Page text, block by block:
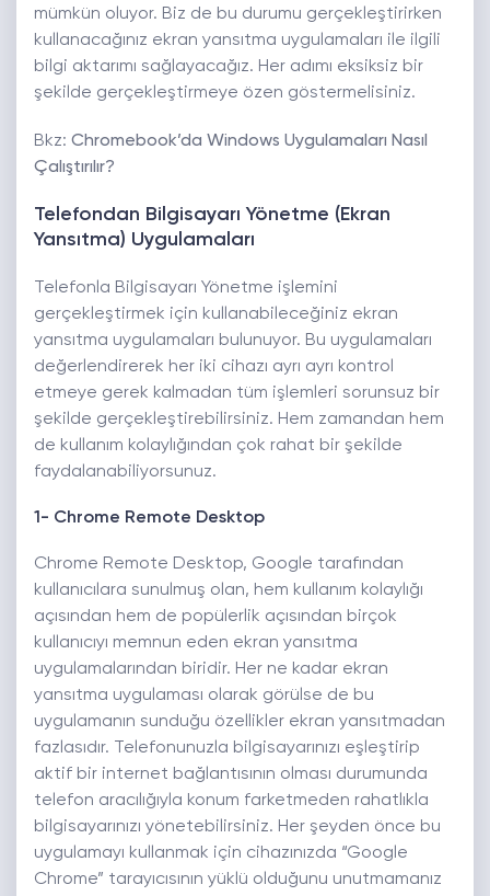
mümkün oluyor. Biz de bu durumu gerçekleştirirken
kullanacağınız ekran yansıtma uygulamaları ile ilgili
bilgi aktarımı sağlayacağız. Her adımı eksiksiz bir
şekilde gerçekleştirmeye özen göstermelisiniz.
Bkz: Chromebook’da Windows Uygulamaları Nasıl
Çalıştırılır?
Telefondan Bilgisayarı Yönetme (Ekran
Yansıtma) Uygulamaları
Telefonla Bilgisayarı Yönetme işlemini
gerçekleştirmek için kullanabileceğiniz ekran
yansıtma uygulamaları bulunuyor. Bu uygulamaları
değerlendirerek her iki cihazı ayrı ayrı kontrol
etmeye gerek kalmadan tüm işlemleri sorunsuz bir
şekilde gerçekleştirebilirsiniz. Hem zamandan hem
de kullanım kolaylığından çok rahat bir şekilde
faydalanabiliyorsunuz.
1- Chrome Remote Desktop
Chrome Remote Desktop, Google tarafından
kullanıcılara sunulmuş olan, hem kullanım kolaylığı
açısından hem de popülerlik açısından birçok
kullanıcıyı memnun eden ekran yansıtma
uygulamalarından biridir. Her ne kadar ekran
yansıtma uygulaması olarak görülse de bu
uygulamanın sunduğu özellikler ekran yansıtmadan
fazlasıdır. Telefonunuzla bilgisayarınızı eşleştirip
aktif bir internet bağlantısının olması durumunda
telefon aracılığıyla konum farketmeden rahatlıkla
bilgisayarınızı yönetebilirsiniz. Her şeyden önce bu
uygulamayı kullanmak için cihazınızda “Google
Chrome” tarayıcısının yüklü olduğunu unutmamanız